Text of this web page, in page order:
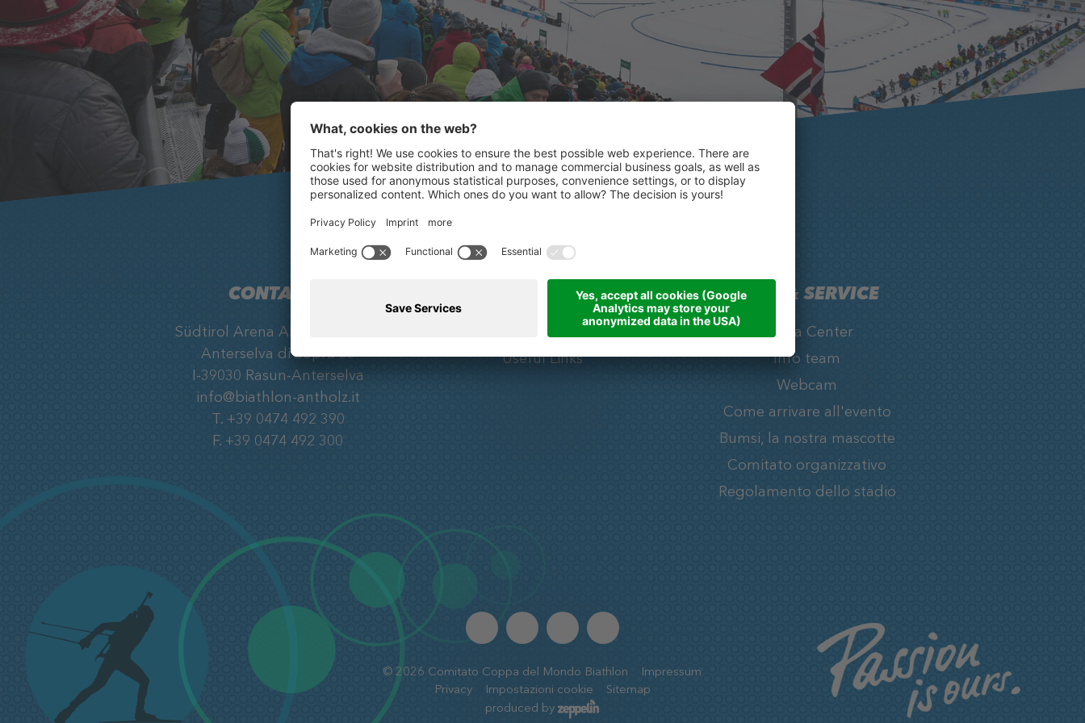
CONTATTO
Südtirol Arena Alto Adige, Via
Anterselva di Sopra 33
I-39030 Rasun-Anterselva
info@biathlon-antholz.it
T. +39 0474 492 390
F. +39 0474 492 300
PARTNER FORTI
Partner e sponsor
Useful Links
INFO & SERVICE
Media Center
Info team
Webcam
Come arrivare all'evento
Bumsi, la nostra mascotte
Comitato organizzativo
Regolamento dello stadio
©2026 Comitato Coppa del Mondo Biathlon
Impressum
Privacy
Impostazioni cookie
Sitemap
produced by